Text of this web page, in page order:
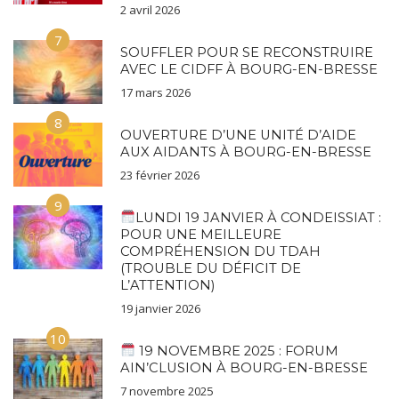
2 avril 2026
7
SOUFFLER POUR SE RECONSTRUIRE
AVEC LE CIDFF À BOURG-EN-BRESSE
17 mars 2026
8
OUVERTURE D’UNE UNITÉ D’AIDE
AUX AIDANTS À BOURG-EN-BRESSE
23 février 2026
9
LUNDI 19 JANVIER À CONDEISSIAT :
POUR UNE MEILLEURE
COMPRÉHENSION DU TDAH
(TROUBLE DU DÉFICIT DE
L’ATTENTION)
19 janvier 2026
10
19 NOVEMBRE 2025 : FORUM
AIN’CLUSION À BOURG-EN-BRESSE
7 novembre 2025